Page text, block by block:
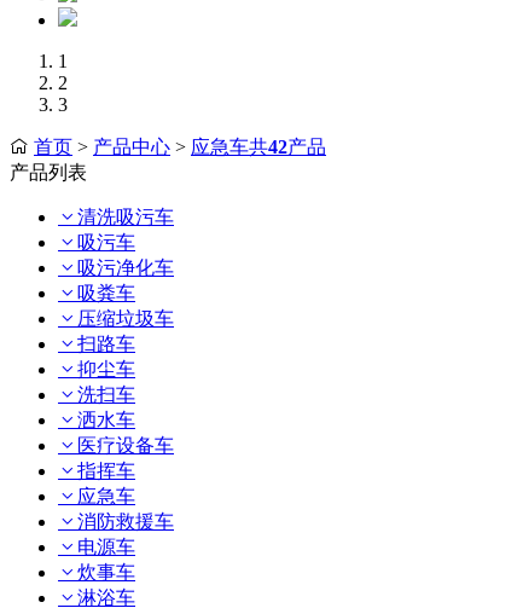
1
2
3
首页 > 产品中心 > 应急车共42产品
产品列表
清洗吸污车
吸污车
吸污净化车
吸粪车
压缩垃圾车
扫路车
抑尘车
洗扫车
洒水车
医疗设备车
指挥车
应急车
消防救援车
电源车
炊事车
淋浴车